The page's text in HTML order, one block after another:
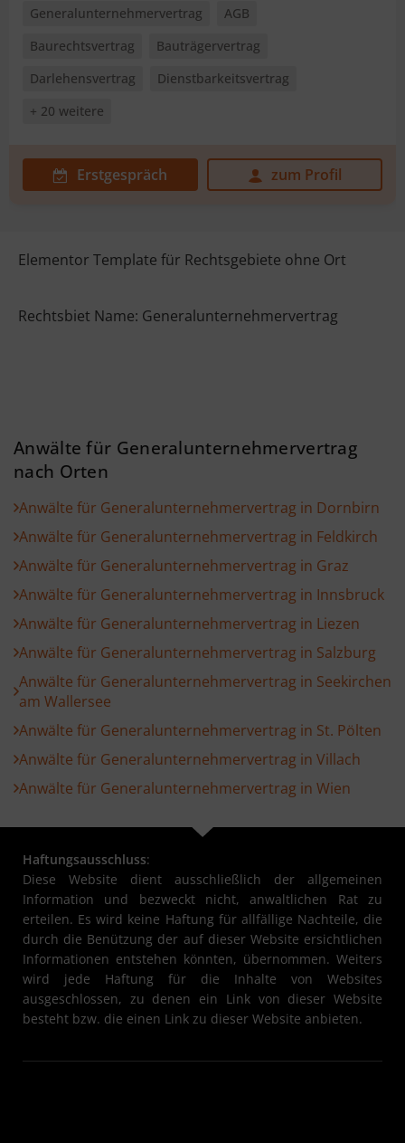
Generalunternehmervertrag
AGB
Baurechtsvertrag
Bauträgervertrag
Darlehensvertrag
Dienstbarkeitsvertrag
+ 20 weitere
Erstgespräch zum Profil
Elementor Template für Rechtsgebiete ohne Ort
Rechtsbiet Name: Generalunternehmervertrag
Anwälte für Generalunternehmervertrag
nach Orten
Anwälte für Generalunternehmervertrag in Dornbirn
Anwälte für Generalunternehmervertrag in Feldkirch
Anwälte für Generalunternehmervertrag in Graz
Anwälte für Generalunternehmervertrag in Innsbruck
Anwälte für Generalunternehmervertrag in Liezen
Anwälte für Generalunternehmervertrag in Salzburg
Anwälte für Generalunternehmervertrag in Seekirchen
am Wallersee
Anwälte für Generalunternehmervertrag in St. Pölten
Anwälte für Generalunternehmervertrag in Villach
Anwälte für Generalunternehmervertrag in Wien
Haftungsausschluss:
Diese Website dient ausschließlich der allgemeinen
Information und bezweckt nicht, anwaltlichen Rat zu
erteilen. Es wird keine Haftung für allfällige Nachteile, die
durch die Benützung der auf dieser Website ersichtlichen
Informationen entstehen könnten, übernommen. Weiters
wird jede Haftung für die Inhalte von Websites
ausgeschlossen, zu denen ein Link von dieser Website
besteht bzw. die einen Link zu dieser Website anbieten.